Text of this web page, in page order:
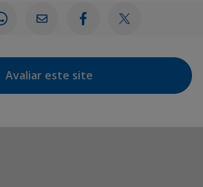
Avaliar este site